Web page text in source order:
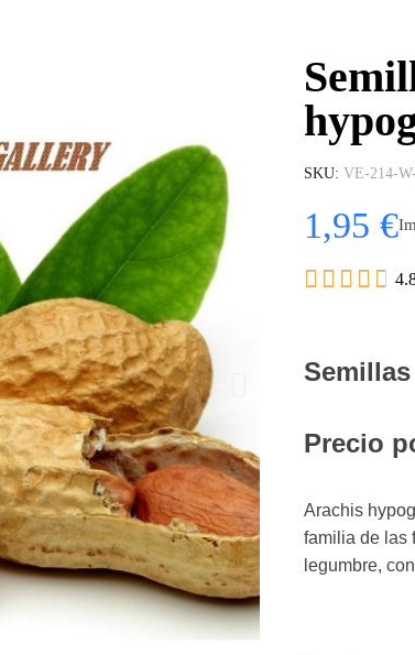
SKU VE-214-
1,95 €
    
Precio
Arachis
familia de las
legumbre,